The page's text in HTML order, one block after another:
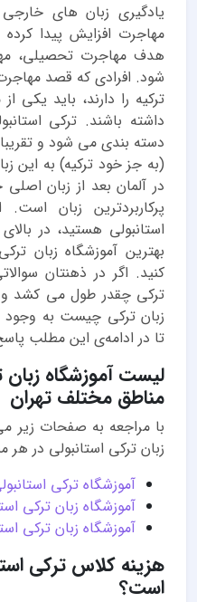
یادگیری زبان های
مهاجرت افزایش پیدا کرده
هدف مهاجرت تحصیلی،
شود. افرادی که قصد
ترکیه را دارند، باید یکی
(به جز خود ترکیه) به این
در آلمان بعد از زبان
پرکاربرد‌ترین زبان
استانبولی هستید، در
بهترین آموزشگاه زبان
کنید. اگر در ذهنتان
ترکی چقدر طول می کشد و
زبان ترکی چیست به وجود
تا در ادامه‌ی این مطلب
لیست آموزشگاه زبان
مناطق مختلف تهران
با مراجعه به صفحات زیر
زبان ترکی استانبولی در هر
آموزشگاه ترکی
آموزشگاه زبان ترکی
آموزشگاه زبان ترکی
هزینه کلاس ترکی
است؟